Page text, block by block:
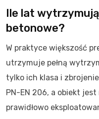
Ile lat
betonowe?
W praktyce większość
utrzymuje pełną
tylko ich klasa i
PN-EN 206, a obiekt
prawidłowo